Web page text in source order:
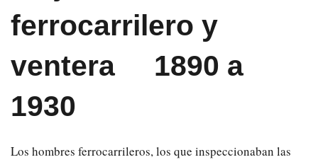
ferrocarrilero y
ventera 1890 a
1930
Los hombres ferrocarrileros, los que inspeccionaban las